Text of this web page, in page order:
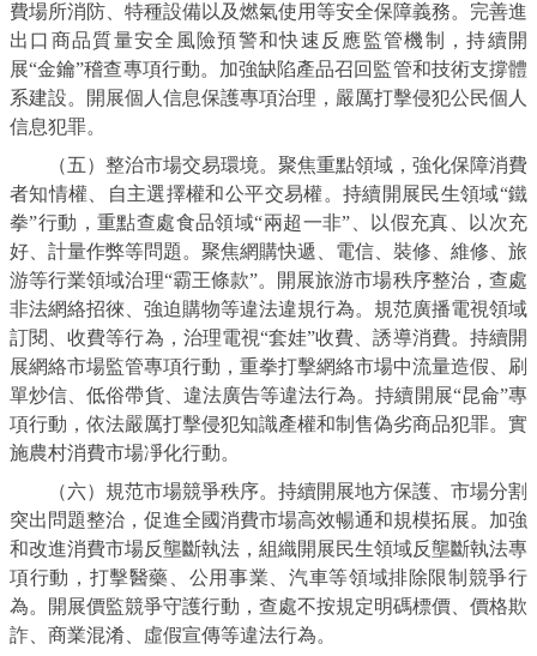
費場所消防、特種設備以及燃氣使用等安全保障義務。完善進
出口商品質量安全風險預警和快速反應監管機制，持續開
展“金鑰”稽查專項行動。加強缺陷產品召回監管和技術支撐體
系建設。開展個人信息保護專項治理，嚴厲打擊侵犯公民個人
信息犯罪。
（五）整治市場交易環境。聚焦重點領域，強化保障消費
者知情權、自主選擇權和公平交易權。持續開展民生領域“鐵
拳”行動，重點查處食品領域“兩超一非”、以假充真、以次充
好、計量作弊等問題。聚焦網購快遞、電信、裝修、維修、旅
游等行業領域治理“霸王條款”。開展旅游市場秩序整治，查處
非法網絡招徠、強迫購物等違法違規行為。規范廣播電視領域
訂閱、收費等行為，治理電視“套娃”收費、誘導消費。持續開
展網絡市場監管專項行動，重拳打擊網絡市場中流量造假、刷
單炒信、低俗帶貨、違法廣告等違法行為。持續開展“昆侖”專
項行動，依法嚴厲打擊侵犯知識產權和制售偽劣商品犯罪。實
施農村消費市場凈化行動。
（六）規范市場競爭秩序。持續開展地方保護、市場分割
突出問題整治，促進全國消費市場高效暢通和規模拓展。加強
和改進消費市場反壟斷執法，組織開展民生領域反壟斷執法專
項行動，打擊醫藥、公用事業、汽車等領域排除限制競爭行
為。開展價監競爭守護行動，查處不按規定明碼標價、價格欺
詐、商業混淆、虛假宣傳等違法行為。